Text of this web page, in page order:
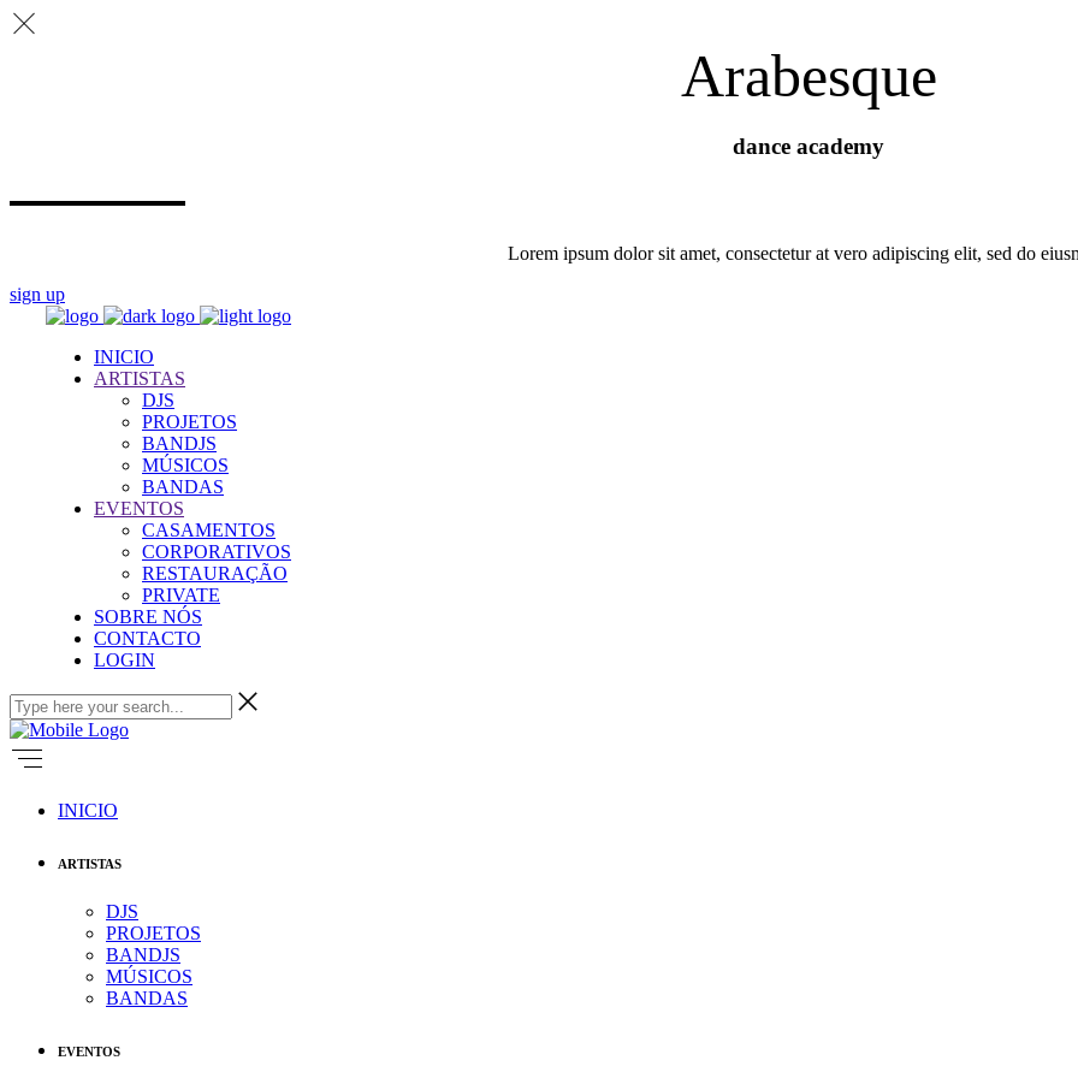
Arabesque
dance academy
Lorem ipsum dolor sit amet, consectetur at vero adipiscing elit, sed do
sign up
INICIO
ARTISTAS
DJS
PROJETOS
BANDJS
MÚSICOS
BANDAS
EVENTOS
CASAMENTOS
CORPORATIVOS
RESTAURAÇÃO
PRIVATE
SOBRE NÓS
CONTACTO
LOGIN
INICIO
ARTISTAS
DJS
PROJETOS
BANDJS
MÚSICOS
BANDAS
EVENTOS